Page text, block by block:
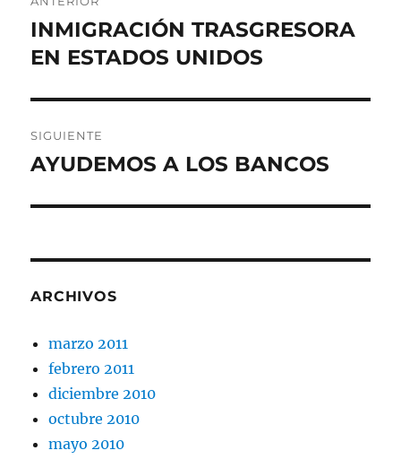
de
entradas
Entrada
anterior:
INMIGRACIÓN TRASGRESORA
EN ESTADOS UNIDOS
SIGUIENTE
Entrada
AYUDEMOS A LOS BANCOS
ARCHIVOS
marzo 2011
febrero 2011
diciembre 2010
octubre 2010
mayo 2010